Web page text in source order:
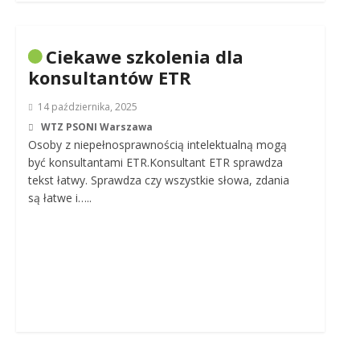
Ciekawe szkolenia dla
konsultantów ETR
14 października, 2025
WTZ PSONI Warszawa
Osoby z niepełnosprawnością intelektualną mogą
być konsultantami ETR.Konsultant ETR sprawdza
tekst łatwy. Sprawdza czy wszystkie słowa, zdania
są łatwe i…..